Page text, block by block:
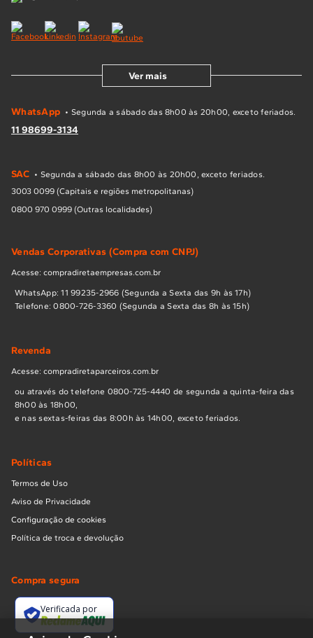
Ver mais
WhatsApp • Segunda a sábado das 8h00 às 20h00, exceto feriados.
11 98699-3134
SAC • Segunda a sábado das 8h00 às 20h00, exceto feriados.
3003 0099 (Capitais e regiões metropolitanas)
0800 970 0999 (Outras localidades)
Vendas Corporativas (Compra com CNPJ)
Acesse: compradiretaempresas.com.br
WhatsApp: 11 99235-2966 (Segunda a Sexta das 9h às 17h)
Telefone: 0800-726-3360 (Segunda a Sexta das 8h às 15h)
Revenda
Acesse: compradiretaparceiros.com.br
ou através do telefone 0800-725-4440 de segunda a quinta-feira das
8h00 às 18h00,
e nas sextas-feiras das 8:00h às 14h00, exceto feriados.
Políticas
Termos de Uso
Aviso de Privacidade
Configuração de cookies
Política de troca e devolução
Compra segura
Verificada por